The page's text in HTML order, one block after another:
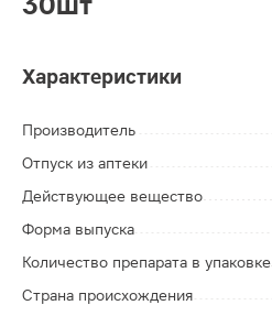
Характеристики
Производитель
Отпуск из аптеки
Действующее вещество
Форма выпуска
Количество препарата в упаковке
Страна происхождения